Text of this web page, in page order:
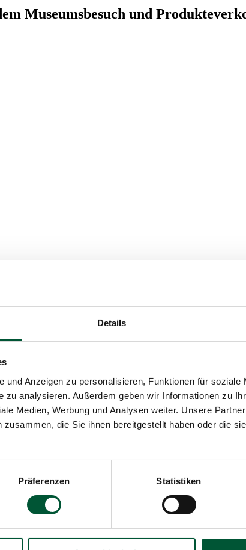
Details
und Anzeigen zu personalisieren, Funktionen für soziale
zu analysieren. Außerdem geben wir Informationen zu
Medien, Werbung und Analysen weiter. Unsere
die Sie ihnen bereitgestellt haben oder die
Präferenzen Statistiken
Museumsbesuch und
Museumsbesuch und
Museumsbesuch und